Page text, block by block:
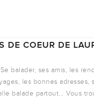
DE COEUR DE
balader, ses amis, les
les bonnes adresses,
balade partout... Vous